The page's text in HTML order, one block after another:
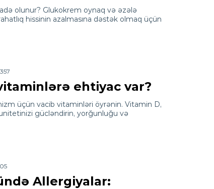
olunur? Glukokrem oynaq və əzələ
hissinin azalmasına dəstək olmaq üçün
357
ehtiyac var?
üçün vacib vitaminləri öyrənin. Vitamin D,
gücləndirin, yorğunluğu və
Allergiyalar: